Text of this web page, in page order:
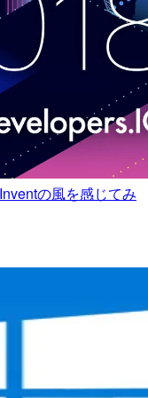
の風を感じてみ